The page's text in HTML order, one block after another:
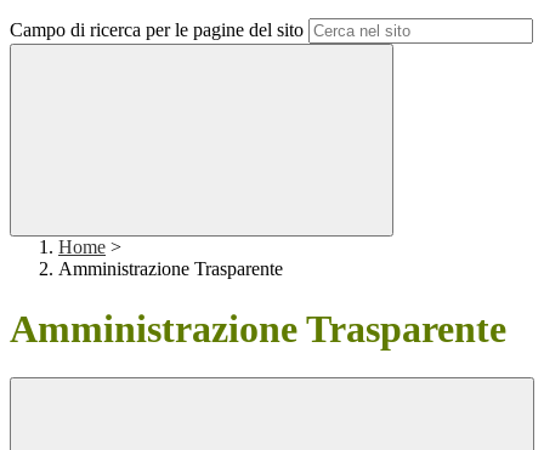
Campo di ricerca per le pagine del sito
Home >
Amministrazione Trasparente
Amministrazione Trasparente